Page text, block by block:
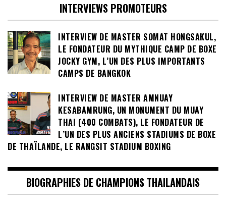
INTERVIEWS PROMOTEURS
INTERVIEW DE MASTER SOMAT HONGSAKUL,
LE FONDATEUR DU MYTHIQUE CAMP DE BOXE
JOCKY GYM, L’UN DES PLUS IMPORTANTS
CAMPS DE BANGKOK
INTERVIEW DE MASTER AMNUAY
KESABAMRUNG, UN MONUMENT DU MUAY
THAI (400 COMBATS), LE FONDATEUR DE
L’UN DES PLUS ANCIENS STADIUMS DE BOXE
DE THAÏLANDE, LE RANGSIT STADIUM BOXING
BIOGRAPHIES DE CHAMPIONS THAILANDAIS